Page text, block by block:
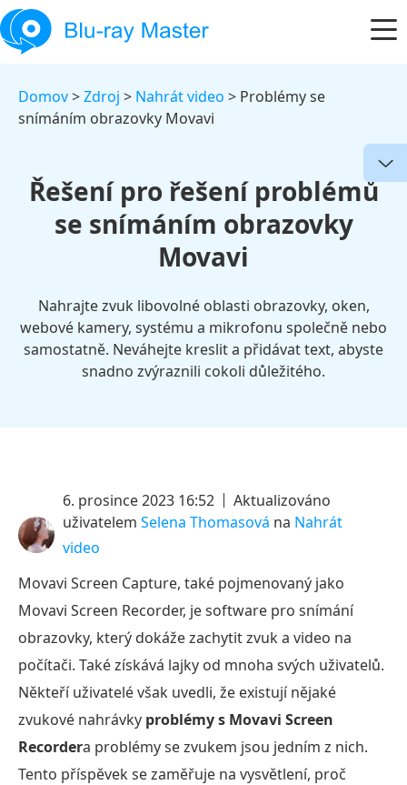
Domov>Zdroj > Nahrát video > Problémy se
snímáním obrazovky Movavi
Řešení pro řešení problémů
se snímáním obrazovky
Movavi
Nahrajte zvuk libovolné oblasti obrazovky, oken,
webové kamery, systému a mikrofonu společně nebo
samostatně. Neváhejte kreslit a přidávat text, abyste
snadno zvýraznili cokoli důležitého.
6. prosince 2023 16:52
Aktualizováno
uživatelem Selena Thomasová na Nahrát
video
Movavi Screen Capture, také pojmenovaný jako
Movavi Screen Recorder, je software pro snímání
obrazovky, který dokáže zachytit zvuk a video na
počítači. Také získává lajky od mnoha svých uživatelů.
Někteří uživatelé však uvedli, že existují nějaké
zvukové nahrávky problémy s Movavi Screen
Recordera problémy se zvukem jsou jedním z nich.
Tento příspěvek se zaměřuje na vysvětlení, proč